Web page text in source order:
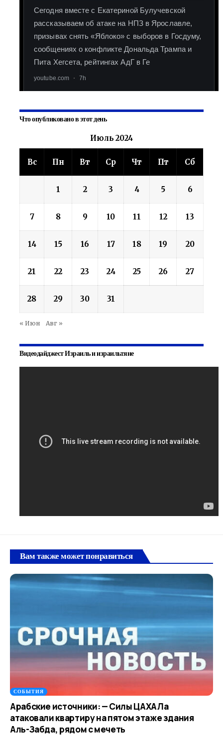
Что опубликовано в этот день
Июль 2024
Вс Пн Вт Ср Чт Пт Сб
1 2 3 4 5 6
7 8 9 10 11 12 13
14 15 16 17 18 19 20
21 22 23 24 25 26 27
28 29 30 31
« Июн Авг »
Видеодайджест Израиль и израильтяне
Вам также может понравиться
СОБЫТИЯ
Арабские источники: — Силы ЦАХАЛа
атаковали квартиру на пятом этаже здания
Аль-Забда, рядом с мечеть